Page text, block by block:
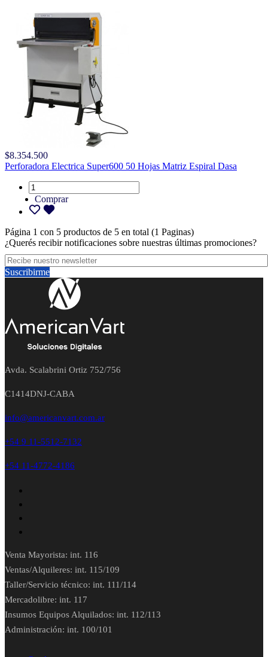
$8.354.500
Perforadora Electrica Super600 50 Hojas Matriz Espiral Dasa
Comprar
Página 1 con 5 productos de 5 en total (1 Paginas)
¿Querés recibir notificaciones sobre nuestras últimas promociones?
Suscribirme
Avda. Scalabrini Ortiz 752/756
C1414DNJ-CABA
info@americanvart.com.ar
+54 9 11-5512-7132
+54 11-4772-4186
Venta Mayorista: int. 116
Ventas/Alquileres: int. 115/109
Taller/Servicio técnico: int. 111/114
Mercadolibre: int. 117
Insumos Equipos Alquilados: int. 112/113
Administración: int. 100/101